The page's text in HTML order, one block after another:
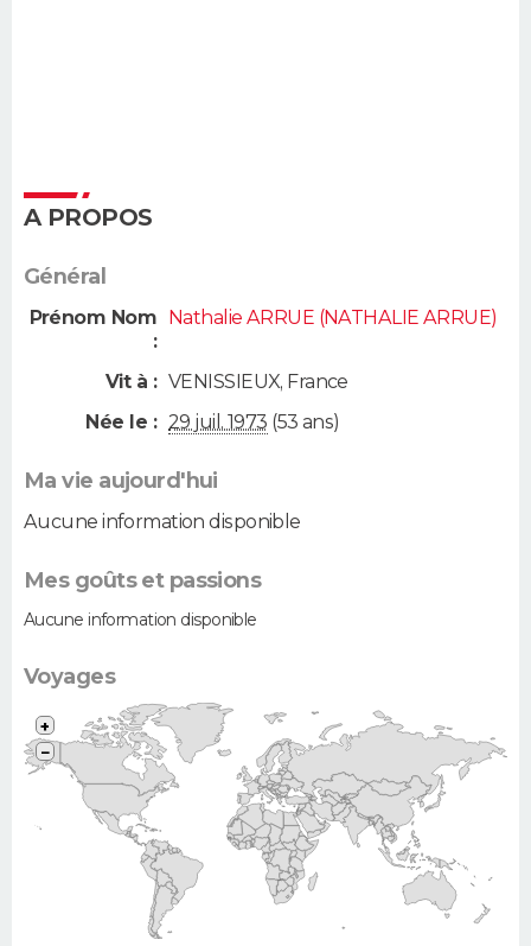
A PROPOS
Général
Prénom Nom
:
Nathalie ARRUE (NATHALIE ARRUE)
Vit à : VENISSIEUX, France
Née le : 29 juil. 1973 (53 ans)
Ma vie aujourd'hui
Aucune information disponible
Mes goûts et passions
Aucune information disponible
Voyages
+
−